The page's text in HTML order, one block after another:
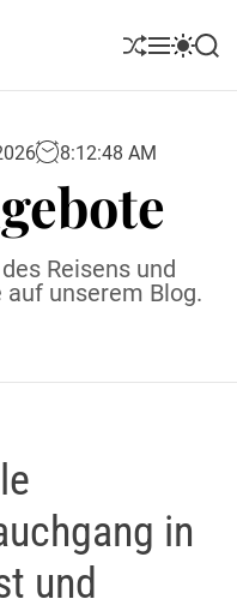
S M S
o
r
e
S
8:12:49 AM
Reisens und
unserem Blog.
in
und